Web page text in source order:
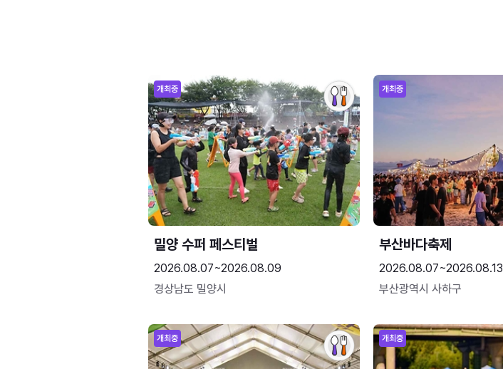
개최중
밀양 수퍼 페스티벌
2026.08.07~2026.08.09
경상남도 밀양시
개최중
부산바다축제
2026.08.07~2026.08.13
부산광역시 사하구
개최중 개최중